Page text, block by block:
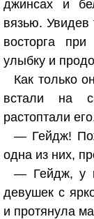
джинсах и
вязью.
восторга
улыбку и
Как только
встали на
растоптали
— Гейдж!
одна из них,
— Гейдж, у
девушек с
и протянула